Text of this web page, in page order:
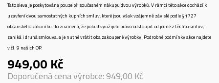
Tato sleva je poskytována pouze při současném nákupu dvou výrobků. V rámci této akce dochází k
uzavření dvou samostatných kupních smluv, které jsou však vzájemně závislé podle § 1727
občanského zákoníku. To znamená, že pokud využijete právo odstoupit od jedné z těchto smluv,
zaniká i druhá smlouva, a je nutné vrátit oba zakoupené výrobky. Podrobné podmínky akce najdete
v čl. 9 našich OP.
949,00 Kč
Doporučená cena výrobce:949,00Kč